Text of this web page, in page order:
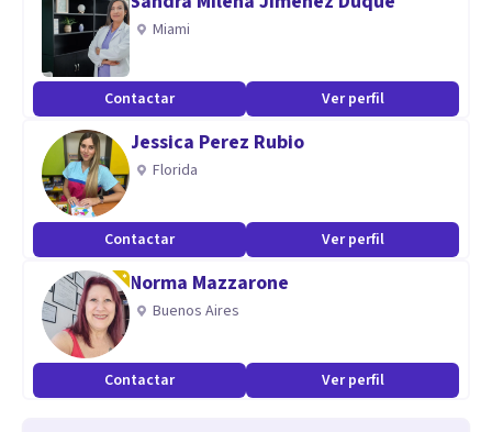
Miami
Contactar Ver perfil
Jessica Perez Rubio
Florida
Contactar Ver perfil
Norma Mazzarone
Buenos Aires
Contactar Ver perfil